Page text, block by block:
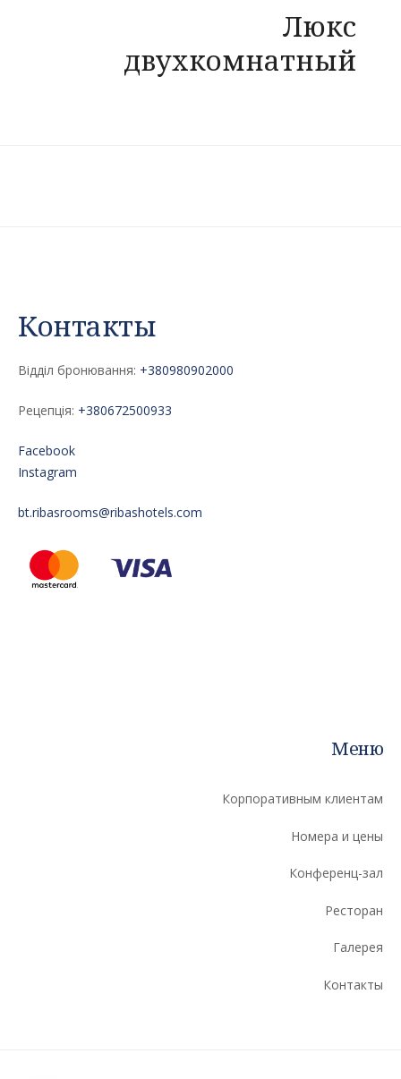
Люкс
двухкомнатный
Контакты
Відділ бронювання: +380980902000
Рецепція: +380672500933
Facebook
Instagram
bt.ribasrooms@ribashotels.com
Меню
Корпоративным клиентам
Номера и цены
Конференц-зал
Ресторан
Галерея
Контакты